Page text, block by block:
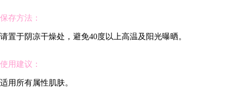
保存方法：
请置于阴凉干燥处，避免40度以上高温及阳光曝晒。
使用建议：
适用所有属性肌肤。